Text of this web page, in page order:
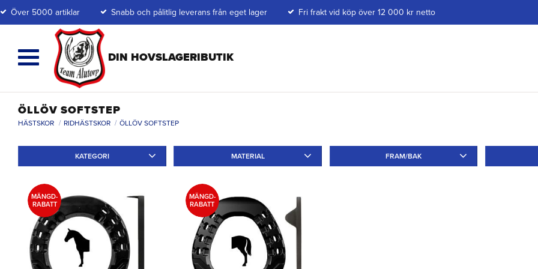
Över 5000 artiklar Snabb och pålitlig leverans från eget lager Fri frakt vid köp över 12 000 kr netto
ÖLLÖV SOFTSTEP
HÄSTSKOR RIDHÄSTSKOR ÖLLÖV SOFTSTEP
KATEGORI MATERIAL FRAM/BAK
MÄNGD-
RABATT
MÄNGD-
RABATT